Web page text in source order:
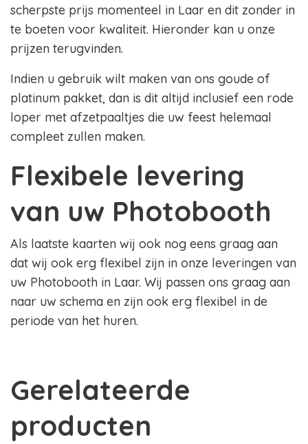
scherpste prijs momenteel in Laar en dit zonder in
te boeten voor kwaliteit. Hieronder kan u onze
prijzen terugvinden.
Indien u gebruik wilt maken van ons goude of
platinum pakket, dan is dit altijd inclusief een rode
loper met afzetpaaltjes die uw feest helemaal
compleet zullen maken.
Flexibele levering
van uw Photobooth
Als laatste kaarten wij ook nog eens graag aan
dat wij ook erg flexibel zijn in onze leveringen van
uw Photobooth in Laar. Wij passen ons graag aan
naar uw schema en zijn ook erg flexibel in de
periode van het huren.
Gerelateerde
producten